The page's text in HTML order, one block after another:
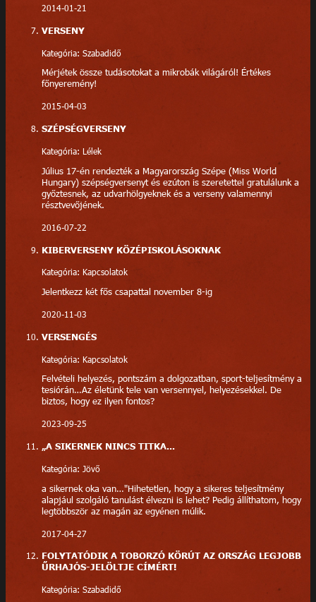
2014-01-21
VERSENY
Kategória: Szabadidő
Mérjétek össze tudásotokat a mikrobák világáról! Értékes
főnyeremény!
2015-04-03
SZÉPSÉGVERSENY
Kategória: Lélek
Július 17-én rendezték a Magyarország Szépe (Miss World
Hungary) szépségversenyt és ezúton is szeretettel gratulálunk a
győztesnek, az udvarhölgyeknek és a verseny valamennyi
résztvevőjének.
2016-07-22
KIBERVERSENY KÖZÉPISKOLÁSOKNAK
Kategória: Kapcsolatok
Jelentkezz két fős csapattal november 8-ig
2020-11-03
VERSENGÉS
Kategória: Kapcsolatok
Felvételi helyezés, pontszám a dolgozatban, sport-teljesítmény a
tesiórán…Az életünk tele van versennyel, helyezésekkel. De
biztos, hogy ez ilyen fontos?
2023-09-25
„A SIKERNEK NINCS TITKA...
Kategória: Jövő
a sikernek oka van…"Hihetetlen, hogy a sikeres teljesítmény
alapjául szolgáló tanulást élvezni is lehet? Pedig állíthatom, hogy
legtöbbször az magán az egyénen múlik.
2017-04-27
FOLYTATÓDIK A TOBORZÓ KÖRÚT AZ ORSZÁG LEGJOBB
ŰRHAJÓS-JELÖLTJE CÍMÉRT!
Kategória: Szabadidő